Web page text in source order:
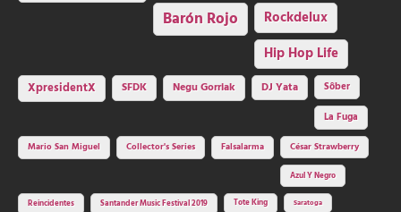
Barón Rojo Rockdelux
Hip Hop Life
XpresidentX SFDK Negu Gorriak DJ Yata
Sôber
La Fuga
Mario San Miguel
Collector's Series Falsalarma César Strawberry
Azul Y Negro
Reincidentes Santander Music Festival 2019 Tote King Saratoga